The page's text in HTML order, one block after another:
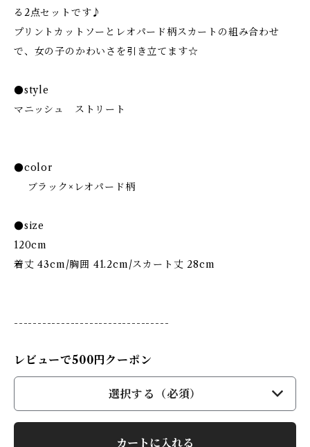
る2点セットです♪
プリントカットソーとレオパード柄スカートの組み合わせ
で、女の子のかわいさを引き立てます☆
●style
マニッシュ ストリート
●color
ブラック×レオパード柄
●size
120cm
着丈 43cm/胸囲 41.2cm/スカート丈 28cm
---------------------------------
レビューで500円クーポン
選択する（必須）
カートに入れる